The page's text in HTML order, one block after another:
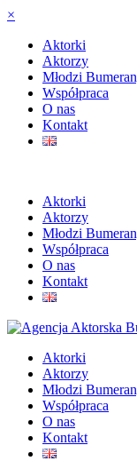
×
Aktorki
Aktorzy
Młodzi
Współpraca
O nas
Kontakt
Aktorki
Aktorzy
Młodzi
Współpraca
O nas
Kontakt
Aktorki
Aktorzy
Młodzi
Współpraca
O nas
Kontakt